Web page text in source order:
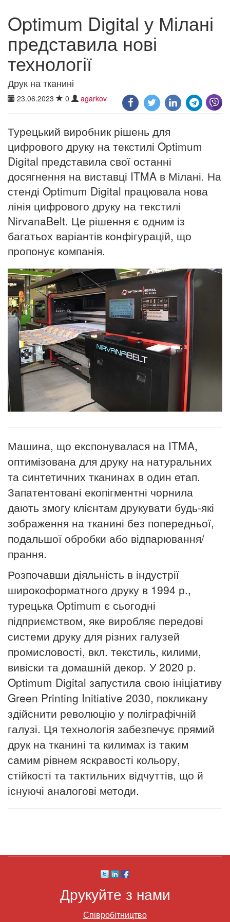
Optimum Digital у Мілані
представила нові
технології
Друк на тканині
23.06.2023 0 agarkov
Турецький виробник рішень для
цифрового друку на текстилі Optimum
Digital представила свої останні
досягнення на виставці ITMA в Мілані. На
стенді Optimum Digital працювала нова
лінія цифрового друку на текстилі
NirvanaBelt. Це рішення є одним із
багатьох варіантів конфігурацій, що
пропонує компанія.
Машина, що експонувалася на ITMA,
оптимізована для друку на натуральних
та синтетичних тканинах в один етап.
Запатентовані екопігментні чорнила
дають змогу клієнтам друкувати будь-які
зображення на тканині без попередньої,
подальшої обробки або відпарювання/
прання.
Розпочавши діяльність в індустрії
широкоформатного друку в 1994 р.,
турецька Optimum є сьогодні
підприємством, яке виробляє передові
системи друку для різних галузей
промисловості, вкл. текстиль, килими,
вивіски та домашній декор. У 2020 р.
Optimum Digital запустила свою ініціативу
Green Printing Initiative 2030, покликану
здійснити революцію у поліграфічній
галузі. Ця технологія забезпечує прямий
друк на тканині та килимах із таким
самим рівнем яскравості кольору,
стійкості та тактильних відчуттів, що й
існуючі аналогові методи.
Друкуйте з нами
Співробітництво